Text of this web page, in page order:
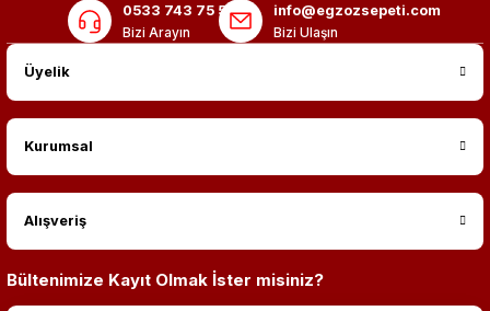
0533 743 75 56
Bizi Arayın
info@egzozsepeti.com
Bizi Ulaşın
Üyelik
Kurumsal
Alışveriş
Bültenimize Kayıt Olmak İster misiniz?